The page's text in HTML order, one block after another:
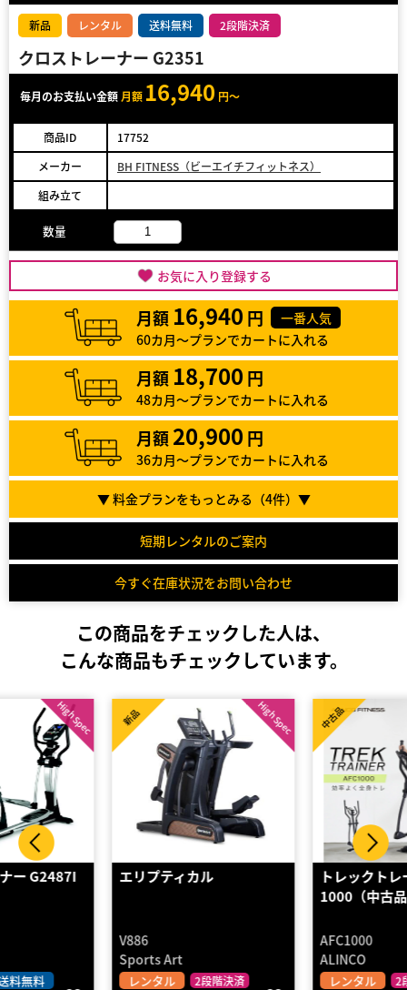
新品 レンタル 送料無料 2段階決済
クロストレーナー G2351
毎月のお支払い金額 月額 16,940 円～
商品ID
17752
メーカー
BH FITNESS（ビーエイチフィットネス）
組み立て
数量
お気に入り登録する
月額 16,940 円
一番人気
60カ月～プランでカートに入れる
月額 18,700 円
48カ月～プランでカートに入れる
月額 20,900 円
36カ月～プランでカートに入れる
▼ 料金プランをもっとみる（4件）▼
短期レンタルのご案内
今すぐ在庫状況をお問い合わせ
この商品をチェックした人は、
こんな商品もチェックしています。
エリプティカル
レンタル 2段階決済
High Spec
新品
トレックトレーナー
1000（中古品）
レンタル 2段階決済
中古品